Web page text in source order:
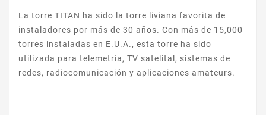
La torre TITAN ha sido la torre liviana favorita de
instaladores por más de 30 años. Con más de 15,000
torres instaladas en E.U.A., esta torre ha sido
utilizada para telemetría, TV satelital, sistemas de
redes, radiocomunicación y aplicaciones amateurs.